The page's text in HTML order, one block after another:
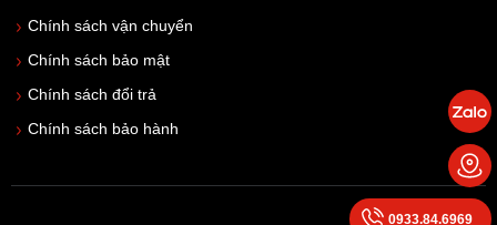
Chính sách vận chuyển
Chính sách bảo mật
Chính sách đổi trả
Chính sách bảo hành
0933.84.6969